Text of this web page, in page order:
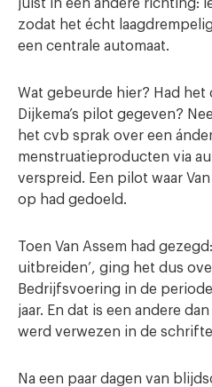
juist in een andere richting:
zodat het écht
een centrale automaat.
Wat gebeurde hier? Had het
Dijkema’s pilot gegeven?
het cvb sprak over een
menstruatieproducten via
verspreid. Een pilot waar
op had gedoeld.
Toen Van Assem had
uitbreiden’, ging het dus
Bedrijfsvoering in de
jaar. En dat is een andere
werd verwezen in de
Na een paar dagen van